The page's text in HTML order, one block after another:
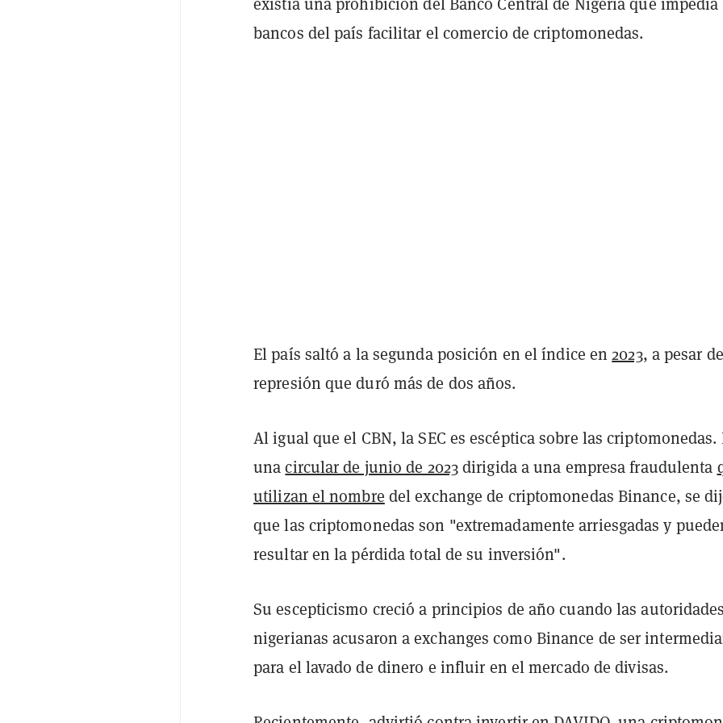
bancos del país facilitar el comercio de criptomonedas.
El país saltó a la segunda posición en el índice en2023, a pesar
represión que duró más de dos años.
Al igual que el CBN, la SEC es escéptica sobre las criptomonedas.
unacircular de junio de 2023dirigida a una empresa fraudulenta
utilizan el nombre del exchange de criptomonedas Binance, se
que las criptomonedas son "extremadamente arriesgadas y
resultar en la pérdida total de su inversión".
Su escepticismo creció a principios de año cuando las autoridades
nigerianas acusaron a exchanges como Binance de ser
para el lavado de dinero e influir en el mercado de divisas.